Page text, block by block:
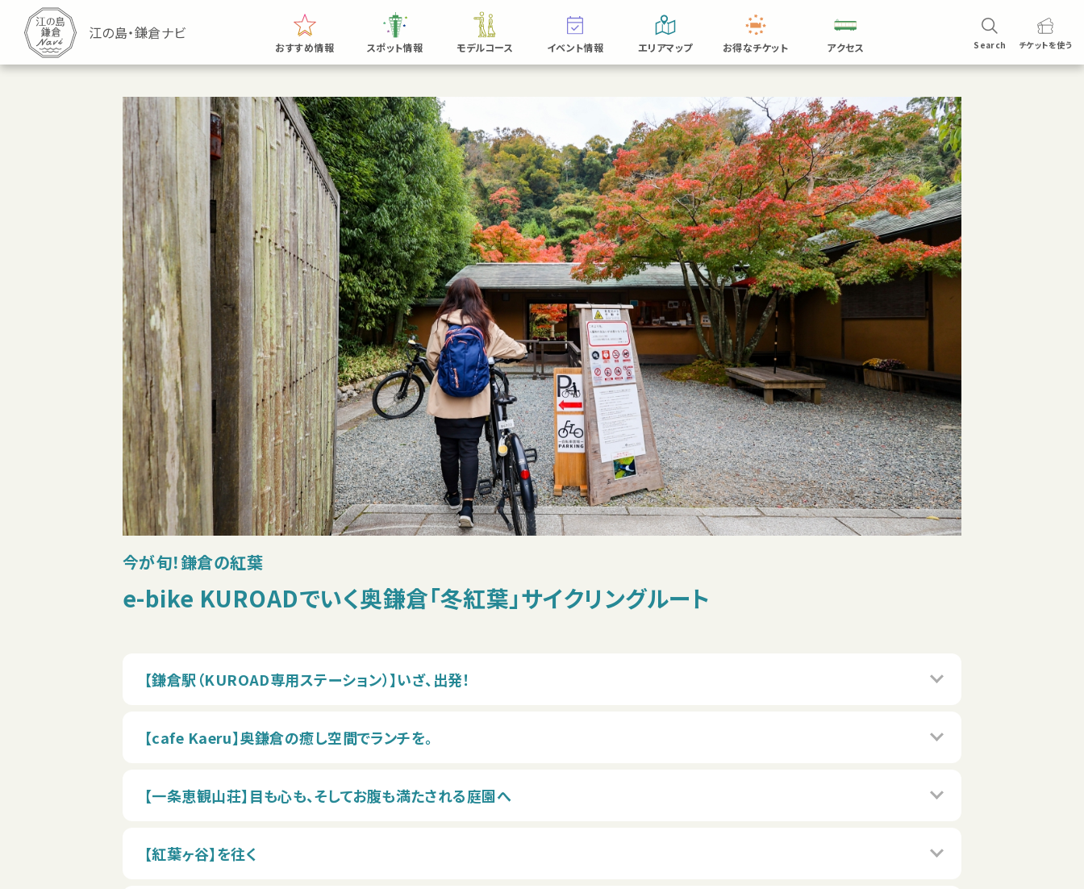
おすすめ情報 スポット情報 モデルコース イベント情報 エリアマップ お得なチケット アクセス Search チケットを使う
今が旬！鎌倉の紅葉
e-bike KUROADでいく奥鎌倉「冬紅葉」サイクリングルート
【鎌倉駅（KUROAD専用ステーション）】いざ、出発！
【cafe Kaeru】奥鎌倉の癒し空間でランチを。
【一条恵観山荘】目も心も、そしてお腹も満たされる庭園へ
【紅葉ヶ谷】を往く